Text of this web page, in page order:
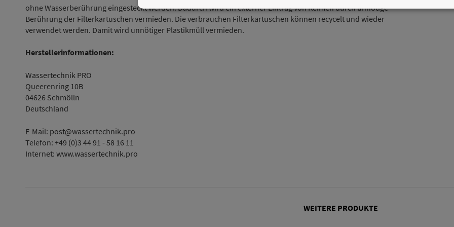
ohne Wasserberührung eingesteckt werden. Dadurch wird ein externer Eintrag von Keimen durch unnötige
Berührung der Filterkartuschen vermieden. Die verbrauchen Filterkartuschen können recycelt und wieder
verwendet werden. Damit wird unnötiger Plastikmüll vermieden.
Herstellerinformationen:
Wassertechnik PRO
Queerenring 10B
04626 Schmölln
Deutschland
E-Mail: post@wassertechnik.pro
Telefon: +49 (0)3 44 91 - 58 16 11
Internet: www.wassertechnik.pro
WEITERE PRODUKTE